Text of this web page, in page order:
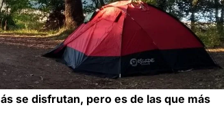
se disfrutan, pero es de las que más